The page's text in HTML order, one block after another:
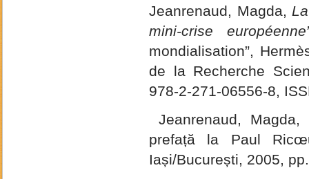
Jeanrenaud, Magda,
mini-crise
mondialisation”,
de la Recherche
978-2-271-06556-8,
Jeanrenaud,
prefață la Paul
Iași/București, 2005,